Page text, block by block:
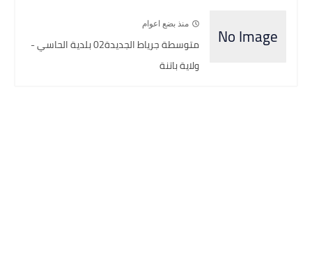
منذ بضع اعوام
متوسطة جرياط الجديدة02 بلدية الحاسي -
ولاية باتنة